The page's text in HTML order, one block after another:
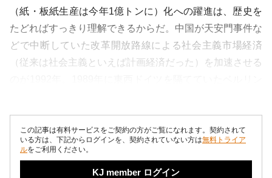
（紙・板紙生産は今年1億トンに）化への躍進は、歴史を
たどればすっきり理解できるからだ。中国が天安門事件な
どで中断していた改革開放路線による社会主義市場経済
（従来は社会主義といえば計画経済だった）を加速させる
この記事は有料サービスをご契約の方がご覧になれます。契約されて
いる方は、下記からログインを、契約されていない方は無料トライア
ルをご利用ください。
KJ member ログイン